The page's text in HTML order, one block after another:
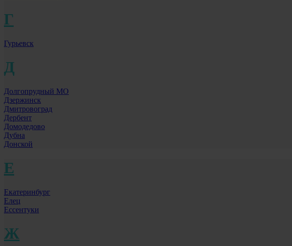
Г
Гурьевск
Д
Долгопрудный МО
Дзержинск
Дмитровоград
Дербент
Домодедово
Дубна
Донской
Е
Екатеринбург
Елец
Ессентуки
Ж